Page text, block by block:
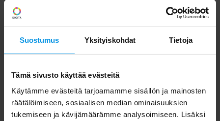
Suostumus Yksityiskohdat Tietoja
Tämä sivusto käyttää evästeitä
Käytämme evästeitä tarjoamamme sisällön ja mainosten
räätälöimiseen, sosiaalisen median ominaisuuksien
tukemiseen ja kävijämäärämme analysoimiseen. Lisäksi